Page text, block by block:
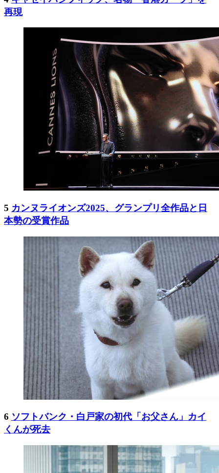
再現
5 カンヌライオンズ2025、グランプリ全作品と日
本勢の受賞作品
6 ソフトバンク・白戸家の初代「お父さん」カイ
くんが死去